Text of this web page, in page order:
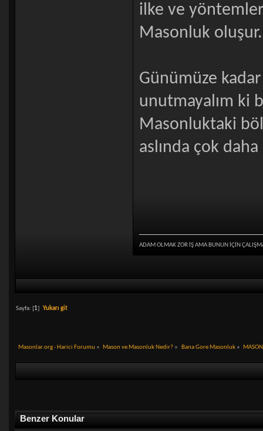
ilke ve
Masonluk oluşur.
Günümüze
unutmayalım ki
Masonluktaki
aslında çok
ADAM OLMAK ZOR İŞ AMA BUNUN İÇİN
Sayfa: [1] Yukarı git
Masonlar.org - Harici Forumu » Mason ve Masonluk Nedir? » Bana Gore Masonluk»
Benzer Konular